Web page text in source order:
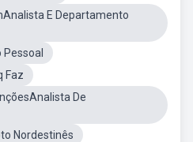
E Departamento
Faz
De
Nordestinês